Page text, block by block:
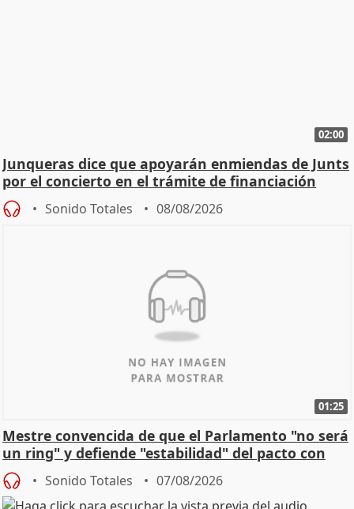
02:00
Junqueras dice que apoyarán enmiendas de Junts
por el concierto en el trámite de financiación
Sonido Totales 08/08/2026
01:25
Mestre convencida de que el Parlamento "no será
un ring" y defiende "estabilidad" del pacto con
Vox
Sonido Totales 07/08/2026